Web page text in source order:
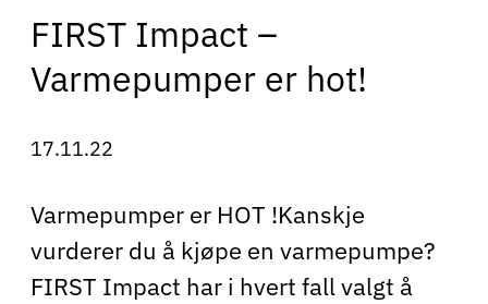
FIRST Impact –
Varmepumper er hot!
17.11.22
Varmepumper er HOT !Kanskje
vurderer du å kjøpe en varmepumpe?
FIRST Impact har i hvert fall valgt å